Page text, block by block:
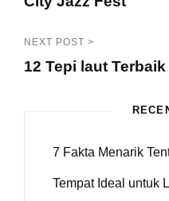
Prev
Post
NEXT POST >
12 Tepi laut
7 Fakta Menarik
Tempat Ideal untuk